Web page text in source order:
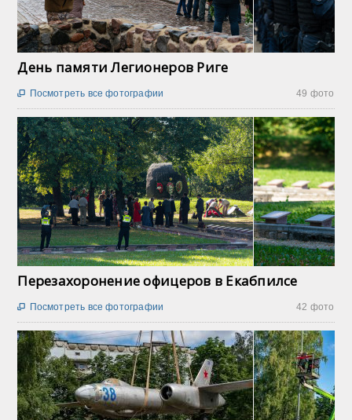
День памяти Легионеров Риге
49 фото
 Посмотреть все фотографии
Перезахоронение офицеров в Екабпилсе
42 фото
 Посмотреть все фотографии